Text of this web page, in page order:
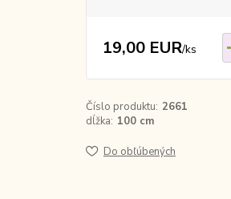
19,00 EUR/ks
Číslo produktu: 2661
dĺžka: 100 cm
Do obľúbených